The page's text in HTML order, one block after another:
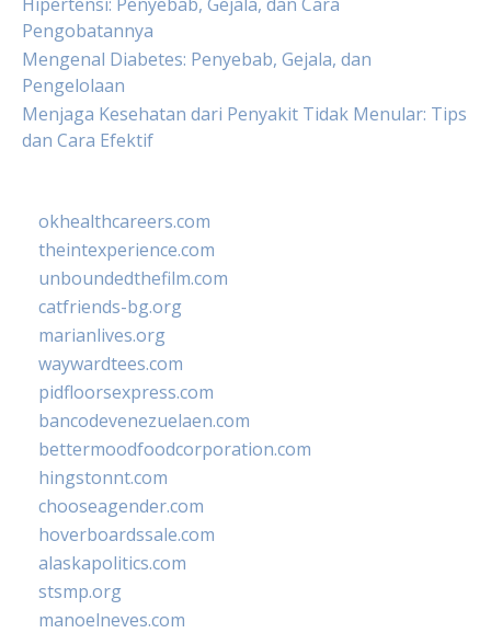
Pengobatannya
Mengenal Diabetes: Penyebab, Gejala, dan
Pengelolaan
Menjaga Kesehatan dari Penyakit Tidak Menular: Tips
dan Cara Efektif
okhealthcareers.com
theintexperience.com
unboundedthefilm.com
catfriends-bg.org
marianlives.org
waywardtees.com
pidfloorsexpress.com
bancodevenezuelaen.com
bettermoodfoodcorporation.com
hingstonnt.com
chooseagender.com
hoverboardssale.com
alaskapolitics.com
stsmp.org
manoelneves.com